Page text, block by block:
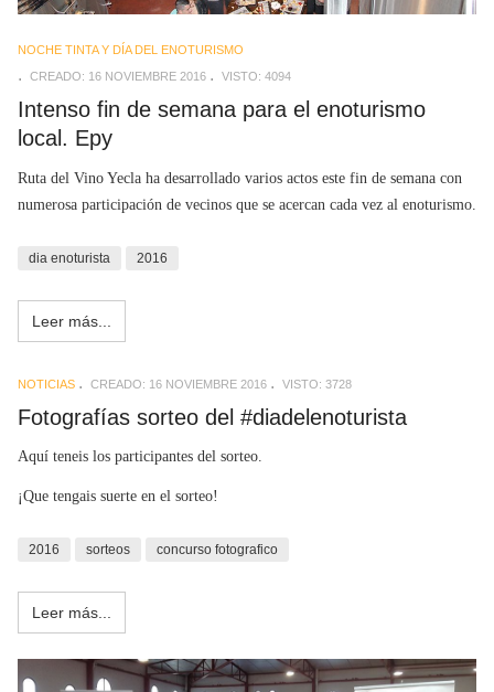
NOCHE TINTA Y DÍA DEL ENOTURISMO
CREADO: 16 NOVIEMBRE 2016
VISTO: 4094
Intenso fin de semana para el enoturismo
local. Epy
Ruta del Vino Yecla ha desarrollado varios actos este fin de semana con
numerosa participación de vecinos que se acercan cada vez al enoturismo.
dia enoturista 2016
Leer más...
NOTICIAS CREADO: 16 NOVIEMBRE 2016 VISTO: 3728
Fotografías sorteo del #diadelenoturista
Aquí teneis los participantes del sorteo.
¡Que tengais suerte en el sorteo!
2016 sorteos concurso fotografico
Leer más...